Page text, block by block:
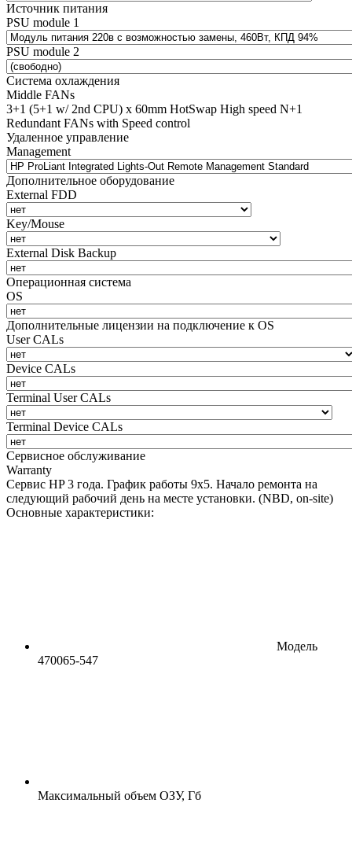
Источник питания
PSU module 1
PSU module 2
Система охлаждения
Middle FANs
3+1 (5+1 w/ 2nd CPU) x 60mm HotSwap High speed N+1
Redundant FANs with Speed control
Удаленное управление
Management
Дополнительное оборудование
External FDD
Key/Mouse
External Disk Backup
Операционная система
OS
Дополнительные лицензии на подключение к OS
User CALs
Device CALs
Terminal User CALs
Terminal Device CALs
Сервисное обслуживание
Warranty
Сервис HP 3 года. График работы 9х5. Начало ремонта на
следующий рабочий день на месте установки. (NBD, on-site)
Основные характеристики:
Модель
470065-547
Максимальный объем ОЗУ, Гб